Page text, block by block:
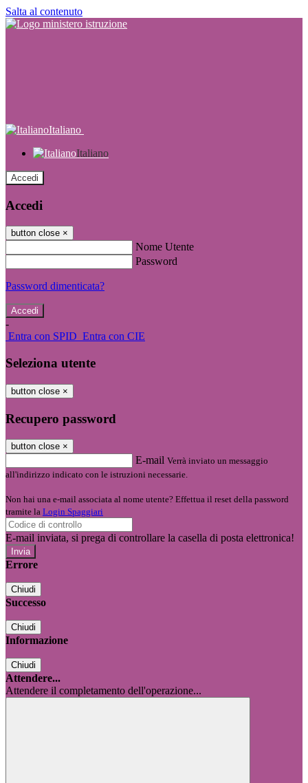
Salta al contenuto
Italiano
Italiano
Accedi
Accedi
button close ×
Nome Utente
Password
Password dimenticata?
-
Entra con SPID Entra con CIE
Seleziona utente
button close ×
Recupero password
button close ×
E-mail Verrà inviato un messaggio
all'indirizzo indicato con le istruzioni necessarie.
Non hai una e-mail associata al nome utente? Effettua il reset della password
tramite la Login Spaggiari
E-mail inviata, si prega di controllare la casella di posta elettronica!
Errore
Chiudi
Successo
Chiudi
Informazione
Chiudi
Attendere...
Attendere il completamento dell'operazione...